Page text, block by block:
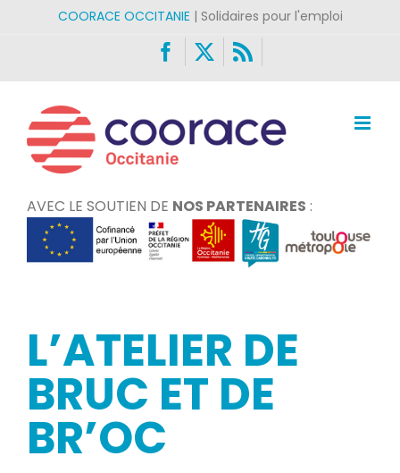
COORACE OCCITANIE | Solidaires pour l'emploi
FacebookRss
AVEC LE SOUTIEN DE NOS PARTENAIRES :
L’ATELIER DE
BRUC ET DE
BR’OC